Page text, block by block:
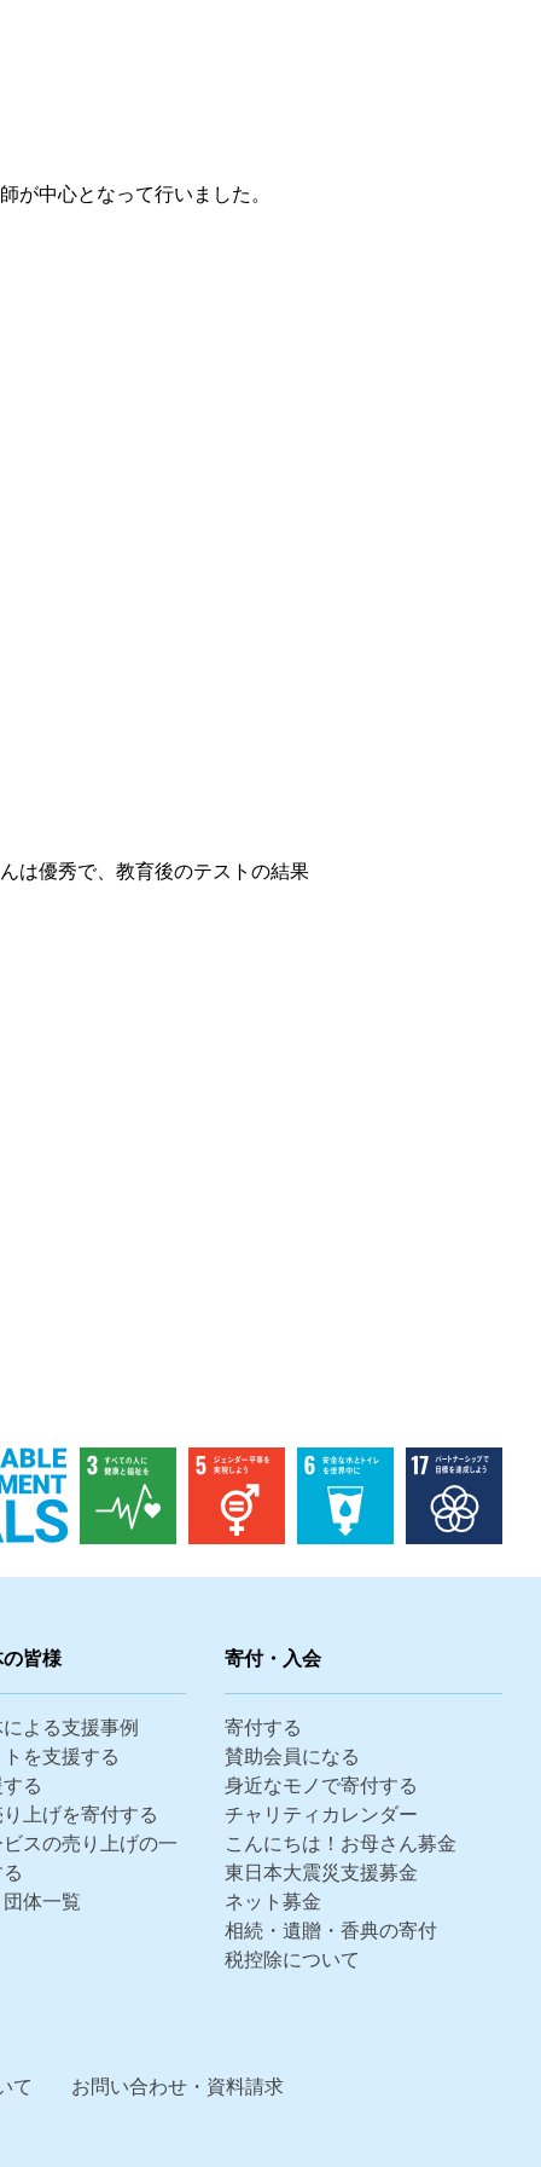
が中心となって行いました。
は優秀で、教育後のテストの結果
皆様
よる支援事例
を支援する
る
上げを寄付する
スの売り上げの一
体一覧
寄付・入会
寄付する
賛助会員になる
身近なモノで寄付する
チャリティカレンダー
こんにちは！お母さん募金
東日本大震災支援募金
ネット募金
相続・遺贈・香典の寄付
税控除について
て お問い合わせ・資料請求